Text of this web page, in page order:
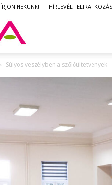
ÍRJON NEKÜNK! HÍRLEVÉL FELIRATKOZÁS
Súlyos veszélyben a szőlőültetvények